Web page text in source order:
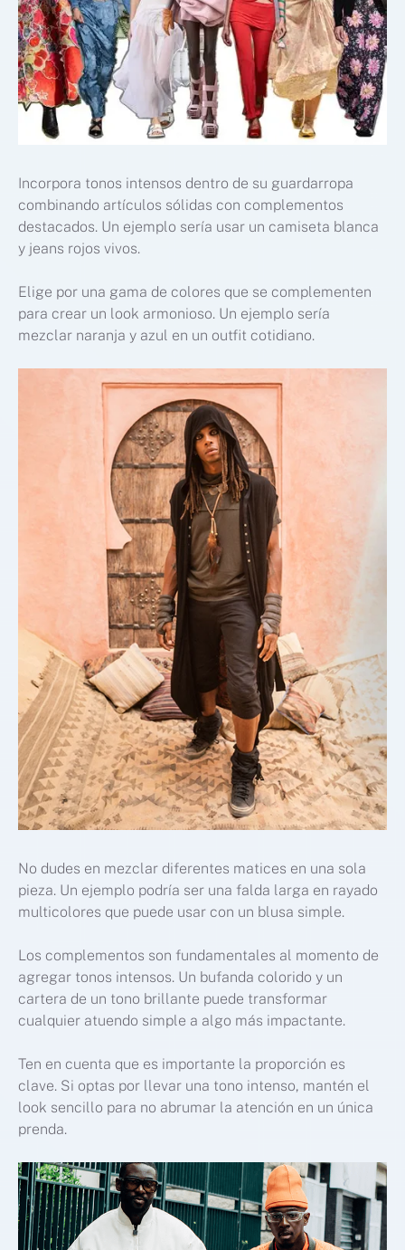
Incorpora tonos intensos dentro de su guardarropa
combinando artículos sólidas con complementos
destacados. Un ejemplo sería usar un camiseta blanca
y jeans rojos vivos.
Elige por una gama de colores que se complementen
para crear un look armonioso. Un ejemplo sería
mezclar naranja y azul en un outfit cotidiano.
No dudes en mezclar diferentes matices en una sola
pieza. Un ejemplo podría ser una falda larga en rayado
multicolores que puede usar con un blusa simple.
Los complementos son fundamentales al momento de
agregar tonos intensos. Un bufanda colorido y un
cartera de un tono brillante puede transformar
cualquier atuendo simple a algo más impactante.
Ten en cuenta que es importante la proporción es
clave. Si optas por llevar una tono intenso, mantén el
look sencillo para no abrumar la atención en un única
prenda.